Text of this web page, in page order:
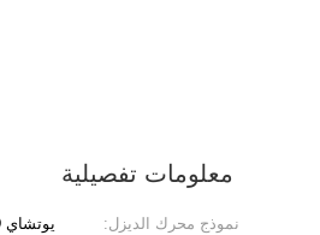
معلومات تفصيلية
نموذج محرك الديزل: يوتشاي YC16VTD